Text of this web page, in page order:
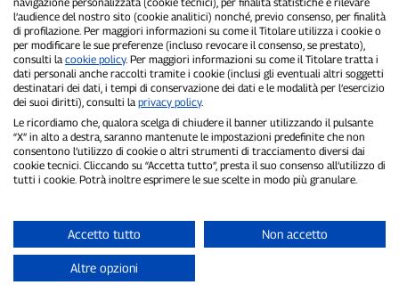
P300.it è una Testata Giornalistica indipendente
Registrazione numero 1/2021 del 1/2/2021 - Tribunale di Pavia
Proprietario ed editore:66communication Srls- P.IVA
02798890188
Direttore Responsabile:Alessandro Secchi- Vicedirettore:Federico
Benedusi
Privacy Policy- Cookie Policy
"Se è successo davvero, lo trovi su P300.it"
Copyright © P300.it 2012-2026
l’audience del nostro sito (cookie analitici) nonché, previo consenso, per finalità
di profilazione. Per maggiori informazioni su come il Titolare utilizza i cookie o
per modificare le sue preferenze (incluso revocare il consenso, se prestato),
consulti la cookie policy. Per maggiori informazioni su come il Titolare tratta i
dati personali anche raccolti tramite i cookie (inclusi gli eventuali altri soggetti
destinatari dei dati, i tempi di conservazione dei dati e le modalità per l’esercizio
dei suoi diritti), consulti la privacy policy.
Le ricordiamo che, qualora scelga di chiudere il banner utilizzando il pulsante
“X” in alto a destra, saranno mantenute le impostazioni predefinite che non
consentono l’utilizzo di cookie o altri strumenti di tracciamento diversi dai
cookie tecnici. Cliccando su “Accetta tutto”, presta il suo consenso all’utilizzo di
tutti i cookie. Potrà inoltre esprimere le sue scelte in modo più granulare.
Accetto tutto Non accetto
Altre opzioni